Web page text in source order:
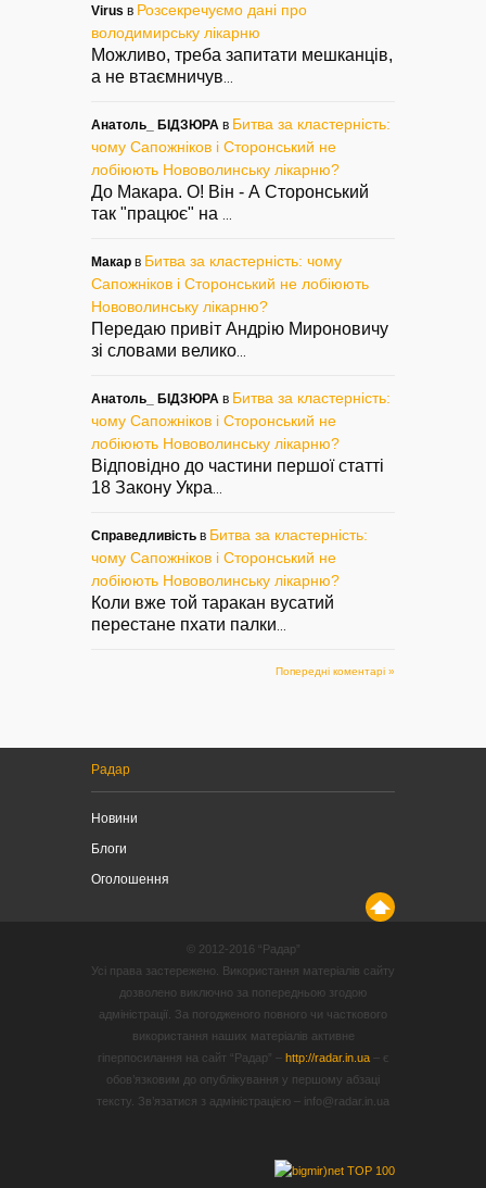
Virus в Розсекречуємо дані про
володимирську лікарню
Можливо, треба запитати мешканців,
а не втаємничув...
Анатоль_ БІДЗЮРА в Битва за кластерність:
чому Сапожніков і Сторонський не
лобіюють Нововолинську лікарню?
До Макара. О! Він - А Сторонський
так "працює" на ...
Макар в Битва за кластерність: чому
Сапожніков і Сторонський не лобіюють
Нововолинську лікарню?
Передаю привіт Андрію Мироновичу
зі словами велико...
Анатоль_ БІДЗЮРА в Битва за кластерність:
чому Сапожніков і Сторонський не
лобіюють Нововолинську лікарню?
Відповідно до частини першої статті
18 Закону Укра...
Справедливість в Битва за кластерність:
чому Сапожніков і Сторонський не
лобіюють Нововолинську лікарню?
Коли вже той таракан вусатий
перестане пхати палки...
Попередні коментарі »
Радар
Новини
Блоги
Оголошення
© 2012-2016 “Радар”
Усі права застережено. Використання матеріалів сайту
дозволено виключно за попередньою згодою
адміністрації. За погодженого повного чи часткового
використання наших матеріалів активне
гіперпосилання на сайт “Радар” – http://radar.in.ua– є
обов’язковим до опублікування у першому абзаці
тексту. Зв’язатися з адміністрацією – info@radar.in.ua